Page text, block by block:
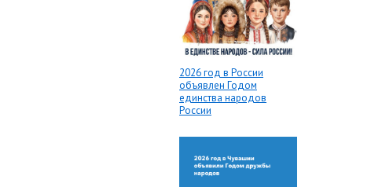
2026 год в России
объявлен Годом
единства народов
России